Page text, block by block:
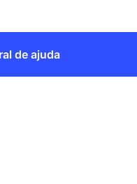
de ajuda